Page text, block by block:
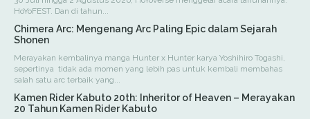
HoYoFEST. Dan di tahun...
Chimera Arc: Mengenang Arc Paling Epic dalam Sejarah
Shonen
Merayakan kembalinya manga Hunter x Hunter karya Yoshihiro Togashi,
sepertinya tidak ada momen yang lebih pas untuk kembali membahas
salah satu arc terbaik yang...
Kamen Rider Kabuto 20th: Inheritor of Heaven – Merayakan
20 Tahun Kamen Rider Kabuto